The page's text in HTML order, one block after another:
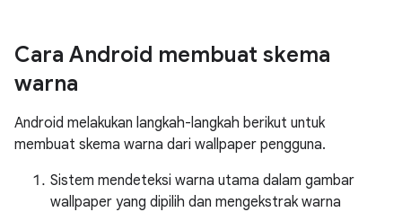
Cara Android membuat skema
warna
Android melakukan langkah-langkah berikut untuk
membuat skema warna dari wallpaper pengguna.
Sistem mendeteksi warna utama dalam gambar
wallpaper yang dipilih dan mengekstrak warna